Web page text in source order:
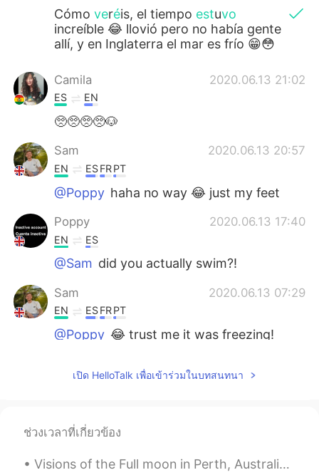
Cómoveréis, el tiempo estuvo
increíble 😂 llovió pero no había gente
allí, y en Inglaterra el mar es frío 😁😳
Camila 2020.06.13 21:02
ES EN
🥺🥺🥺🥺🐶
Sam 2020.06.13 20:57
EN ESFRPT
@Poppy haha no way 😂 just my feet
Poppy 2020.06.13 17:40
EN ES
@Sam did you actually swim?!
Sam 2020.06.13 07:29
EN ESFRPT
@Poppy 😂 trust me it was freezing!
ES
Your dog is so cute too
ES EN
เปิด HelloTalk เพื่อเข้าร่วมในบทสนทนา
ช่วงเวลาที่เกี่ยวข้อง
Visions of the Full moon in Perth, Australia. Pic1: The Full moon rising over St George’s terrac...